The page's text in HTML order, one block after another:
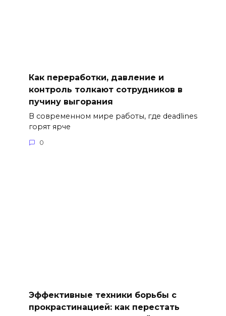
Как переработки, давление и
контроль толкают сотрудников в
пучину выгорания
В современном мире работы, где deadlines
горят ярче
0
Эффективные техники борьбы с
прокрастинацией: как перестать